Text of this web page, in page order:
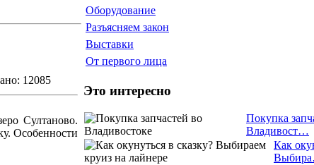
12085
Султаново.
Особенности
Оборудование
Разъясняем закон
Выставки
От первого лица
Это интересно
Покупка
Владивост…
Как